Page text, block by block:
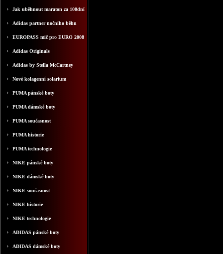
Jak uběhnout maraton za 100dní
Adidas partner nočního běhu
EUROPASS mič pro EURO 2008
Adidas Originals
Adidas by Stella McCartney
Nové kolagenní solarium
PUMA pánské boty
PUMA dámské boty
PUMA současnost
PUMA historie
PUMA technologie
NIKE pánské boty
NIKE dámské boty
NIKE současnost
NIKE historie
NIKE technologie
ADIDAS pánské boty
ADIDAS dámské boty